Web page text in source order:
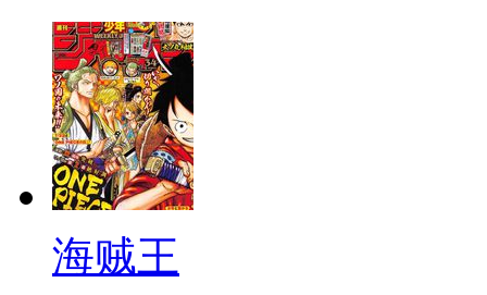
海贼王